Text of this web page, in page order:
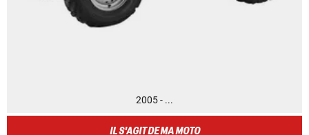
2005 - ...
IL S'AGIT DE MA MOTO